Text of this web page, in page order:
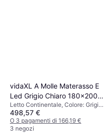
vidaXL A Molle Materasso E
Led Grigio Chiaro 180x200
cm Velluto Letto Continentale
Letto Continentale, Colore: Grigio,
Riempimento: Schiuma, Materiale:
Poliestere, Fermezza: Medio
498,57 €
O 3 pagamenti di 166,19 €
3 negozi